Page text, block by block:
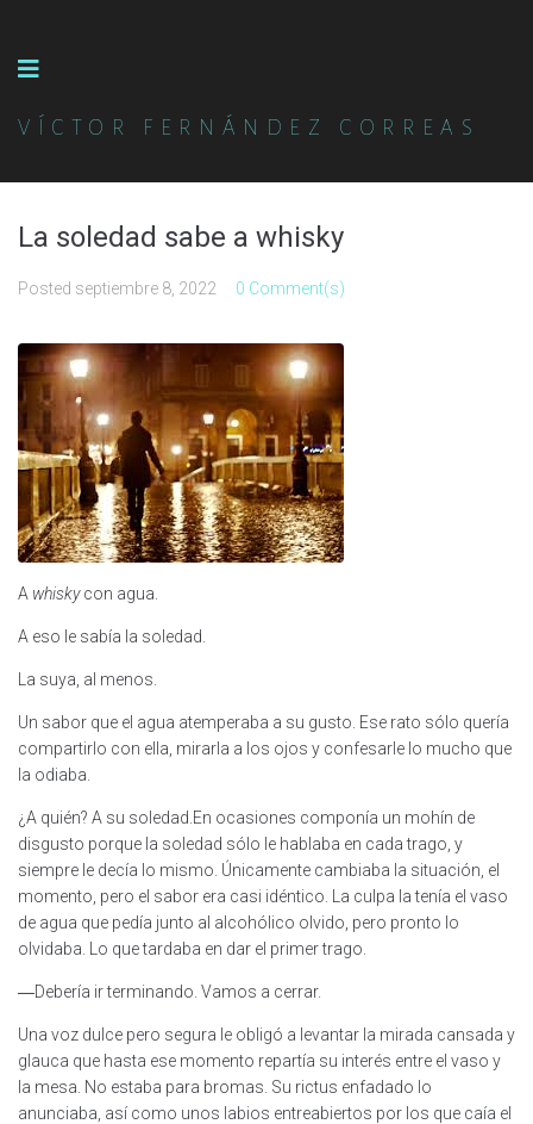
VÍCTOR FERNÁNDEZ CORREAS
La soledad sabe a whisky
Posted septiembre 8, 2022 0 Comment(s)
A whiskycon agua.
A eso le sabía la soledad.
La suya, al menos.
Un sabor que el agua atemperaba a su gusto. Ese rato sólo quería
compartirlo con ella, mirarla a los ojos y confesarle lo mucho que
la odiaba.
¿A quién? A su soledad. En ocasiones componía un mohín de
disgusto porque la soledad sólo le hablaba en cada trago, y
siempre le decía lo mismo. Únicamente cambiaba la situación, el
momento, pero el sabor era casi idéntico. La culpa la tenía el vaso
de agua que pedía junto al alcohólico olvido, pero pronto lo
olvidaba. Lo que tardaba en dar el primer trago.
―Debería ir terminando. Vamos a cerrar.
Una voz dulce pero segura le obligó a levantar la mirada cansada y
glauca que hasta ese momento repartía su interés entre el vaso y
la mesa. No estaba para bromas. Su rictus enfadado lo
anunciaba, así como unos labios entreabiertos por los que caía el